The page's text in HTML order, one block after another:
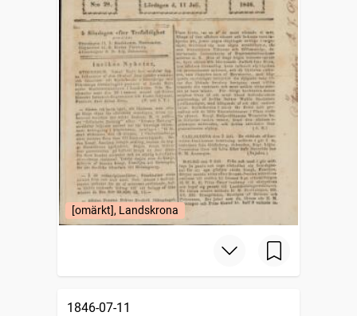
[omärkt], Landskrona
1846-07-11